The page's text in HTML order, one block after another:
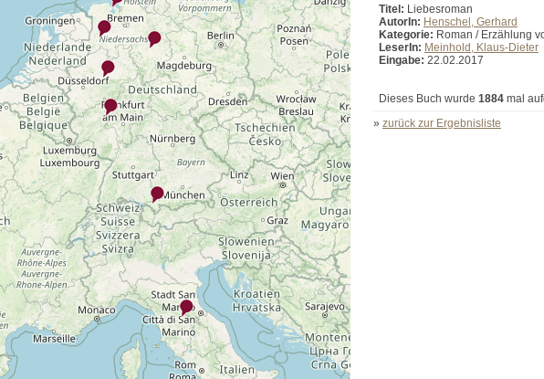
Titel: Liebesroman
AutorIn: Henschel, Gerhard
Kategorie: Roman / Erzählung
LeserIn: Meinhold, Klaus-Dieter
Eingabe: 22.02.2017
Dieses Buch wurde 1884 mal
» zurück zur Ergebnisliste